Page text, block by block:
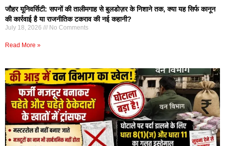
जौहर यूनिवर्सिटी: सपनों की तालीमगाह से बुलडोज़र के निशाने तक, क्या यह सिर्फ कानून
की कार्रवाई है या राजनीतिक टकराव की नई कहानी?
July 18, 2026 No Comments
Read More »